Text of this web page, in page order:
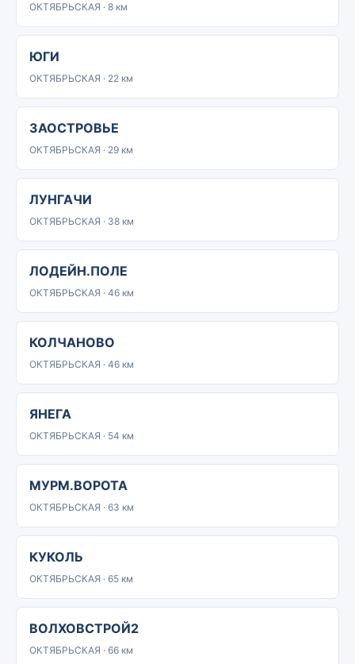
ОКТЯБРЬСКАЯ · 8 км
ЮГИ
ОКТЯБРЬСКАЯ · 22 км
ЗАОСТРОВЬЕ
ОКТЯБРЬСКАЯ · 29 км
ЛУНГАЧИ
ОКТЯБРЬСКАЯ · 38 км
ЛОДЕЙН.ПОЛЕ
ОКТЯБРЬСКАЯ · 46 км
КОЛЧАНОВО
ОКТЯБРЬСКАЯ · 46 км
ЯНЕГА
ОКТЯБРЬСКАЯ · 54 км
МУРМ.ВОРОТА
ОКТЯБРЬСКАЯ · 63 км
КУКОЛЬ
ОКТЯБРЬСКАЯ · 65 км
ВОЛХОВСТРОЙ2
ОКТЯБРЬСКАЯ · 66 км